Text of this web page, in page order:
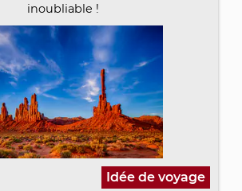
inoubliable !
Idée de voyage